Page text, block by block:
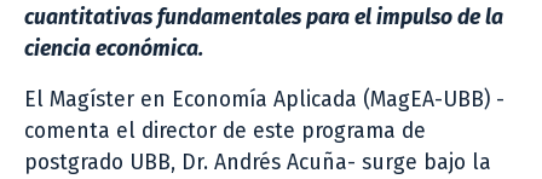
cuantitativas fundamentales para el impulso de la
ciencia económica.
El Magíster en Economía Aplicada (MagEA-UBB) -
comenta el director de este programa de
postgrado UBB, Dr. Andrés Acuña- surge bajo la